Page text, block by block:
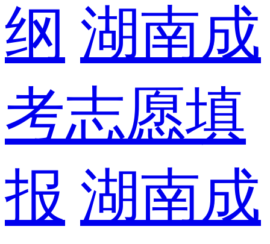
纲 湖南成
考志愿填
报 湖南成